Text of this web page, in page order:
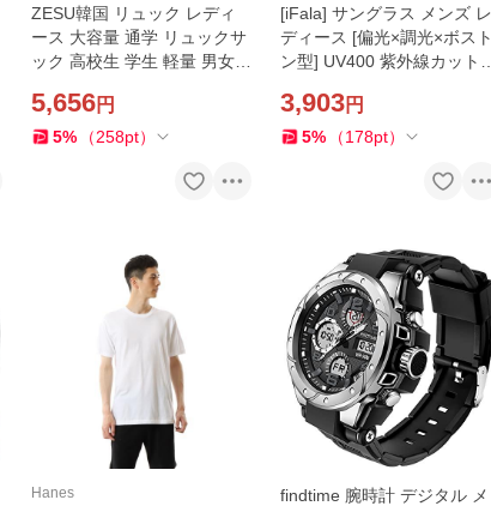
ZESU韓国 リュック レディ
ース 大容量 通学 リュックサ
ック 高校生 学生 軽量 男女
スクール タウンリュ
5,656円
5% （258pt）
[iFala] サングラス メンズ レ
ディース [偏光×調光×ボスト
ン型] UV400 紫外線カット
スポーツ
3,903円
5% （178pt）
Hanes
findtime 腕時計 デジタル メ